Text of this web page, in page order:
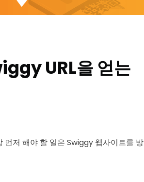
URL을 얻는
먼저 해야 할 일은 Swiggy 웹사이트를 방